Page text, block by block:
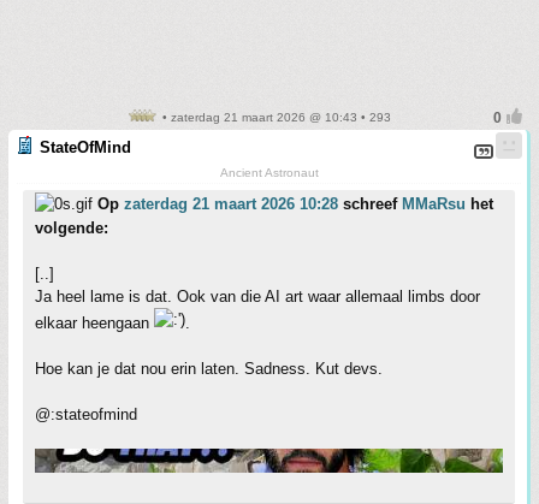
• zaterdag 21 maart 2026 @ 10:43 • 293
StateOfMind
Ancient Astronaut
Op zaterdag 21 maart 2026 10:28 schreef MMaRsu het
volgende:
[..]
Ja heel lame is dat. Ook van die AI art waar allemaal limbs door
elkaar heengaan
.
Hoe kan je dat nou erin laten. Sadness. Kut devs.
@:stateofmind